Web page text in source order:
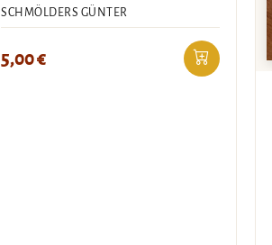
SCHMÖLDERS GÜNTER
5,00€